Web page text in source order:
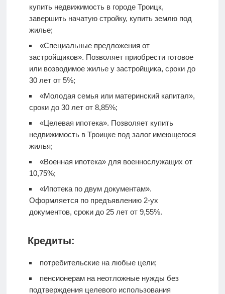
купить недвижимость в городе Троицк,
завершить начатую стройку, купить землю под
жилье;
«Специальные предложения от
застройщиков». Позволяет приобрести готовое
или возводимое жилье у застройщика, сроки до
30 лет от 5%;
«Молодая семья или материнский капитал»,
сроки до 30 лет от 8,85%;
«Целевая ипотека». Позволяет купить
недвижимость в Троицке под залог имеющегося
жилья;
«Военная ипотека» для военнослужащих от
10,75%;
«Ипотека по двум документам».
Оформляется по предъявлению 2-ух
документов, сроки до 25 лет от 9,55%.
Кредиты:
потребительские на любые цели;
пенсионерам на неотложные нужды без
подтверждения целевого использования